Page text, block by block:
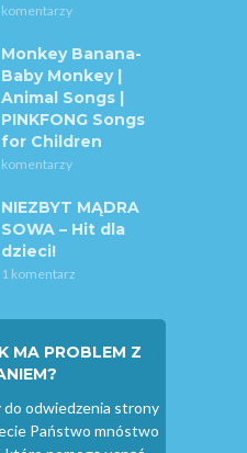
komentarzy
Monkey Banana-
Baby Monkey |
Animal Songs |
PINKFONG Songs
for Children
komentarzy
NIEZBYT MĄDRA
SOWA – Hit dla
dzieci!
1 komentarz
MA PROBLEM Z
do odwiedzenia strony
Państwo mnóstwo